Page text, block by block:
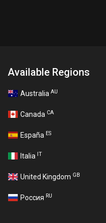
Available Regions
Australia AU
Canada CA
España ES
Italia IT
United Kingdom GB
Россия RU